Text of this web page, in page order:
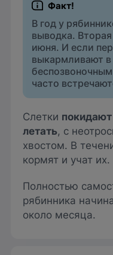
В год у
выводка.
июня. И если
выкармливают
часто
Слетки п
летать, с
хвостом. В
кормят и учат их.
Полностью
рябинника
около месяца.